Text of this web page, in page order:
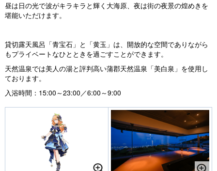
昼は日の光で波がキラキラと輝く大海原、夜は街の夜景の煌めきを
堪能いただけます。
貸切露天風呂「青宝石」と「黄玉」は、開放的な空間でありながら
もプライベートなひとときを過ごすことができます。
天然温泉では美人の湯と評判高い蒲郡天然温泉「美白泉」を使用し
ております。
入浴時間：15:00～23:00／6:00～9:00